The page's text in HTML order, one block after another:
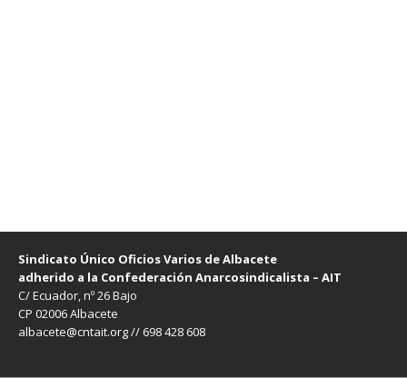
Sindicato Único Oficios Varios de Albacete
adherido a la Confederación Anarcosindicalista – AIT
C/ Ecuador, nº 26 Bajo
CP 02006 Albacete
albacete@cntait.org // 698 428 608